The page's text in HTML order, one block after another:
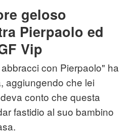
geloso
Pierpaolo ed
Vip
con Pierpaolo" ha
aggiungendo che lei
conto che questa
fastidio al suo bambino